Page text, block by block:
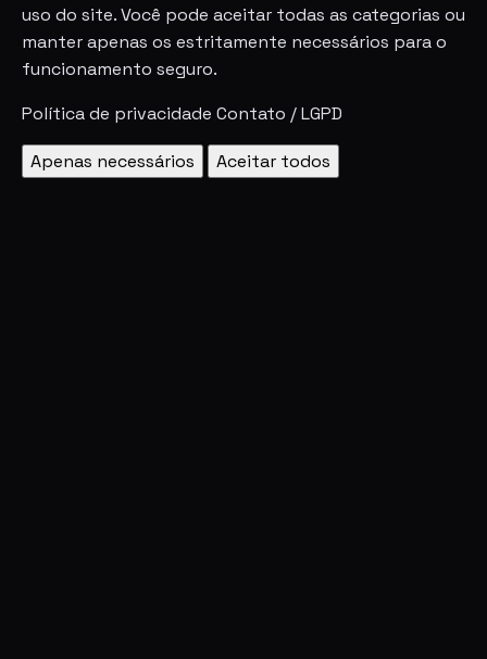
uso do site. Você pode aceitar todas as categorias ou
manter apenas os estritamente necessários para o
funcionamento seguro.
Política de privacidade Contato / LGPD
Apenas necessários Aceitar todos